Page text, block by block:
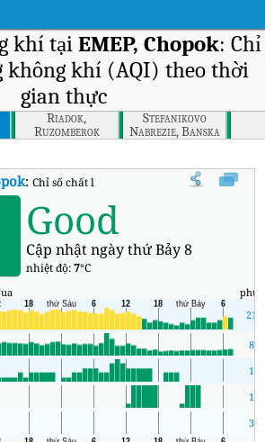
khí tại EMEP, Chopok: Chỉ
không khí (AQI) theo thời
gian thực
Riadok,
Ruzomberok
Stefanikovo
Nabrezie, Banska
Bystrica
:Chỉ số chất lượng không khí (AQI) thời gian
Good
Cập nhật ngày thứ Bảy 8
nhiệt độ:7°C
phút
21
8
1
1
3